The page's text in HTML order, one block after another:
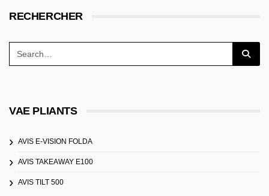
RECHERCHER
VAE PLIANTS
AVIS E-VISION FOLDA
AVIS TAKEAWAY E100
AVIS TILT 500